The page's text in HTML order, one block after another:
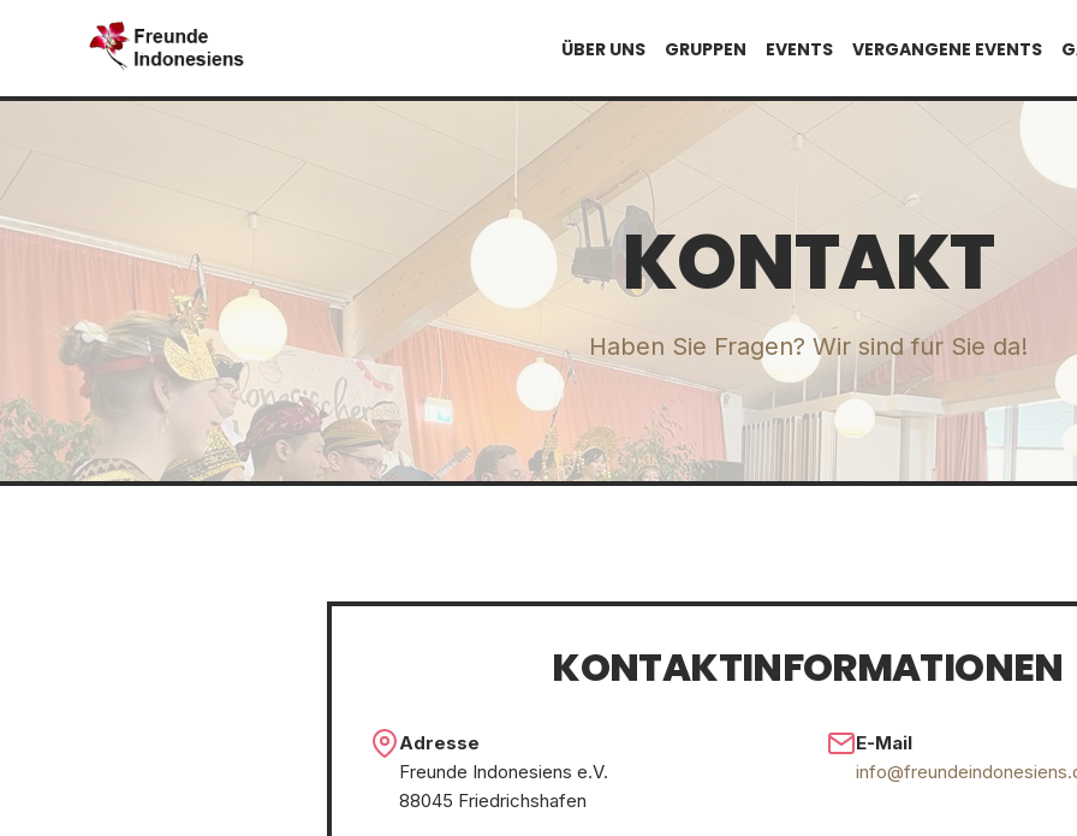
ÜBER UNS GRUPPEN EVENTS VERGANGENE EVENTS
KONTAKT
Haben Sie Fragen? Wir sind fur Sie da!
KONTAKTINFORMATIONEN
Adresse
Freunde Indonesiens e.V.
88045 Friedrichshafen
E-Mail